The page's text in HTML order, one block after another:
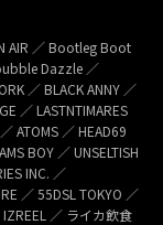
AIR ／ Bootleg Boot
Dazzle ／
／ BLACK ANNY ／
／ LASTNTIMARES
ATOMS ／ HEAD69
BOY ／ UNSELTISH
INC. ／
／ 55DSL TOKYO ／
IZREEL ／ ライカ飲食